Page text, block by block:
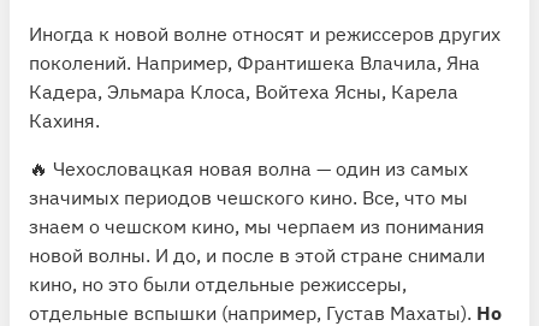
Иногда к новой волне относят и режиссеров других
поколений. Например, Франтишека Влачила, Яна
Кадера, Эльмара Клоса, Войтеха Ясны, Карела
Кахиня.
🔥 Чехословацкая новая волна — один из самых
значимых периодов чешского кино. Все, что мы
знаем о чешском кино, мы черпаем из понимания
новой волны. И до, и после в этой стране снимали
кино, но это были отдельные режиссеры,
отдельные вспышки (например, Густав Махаты). Но